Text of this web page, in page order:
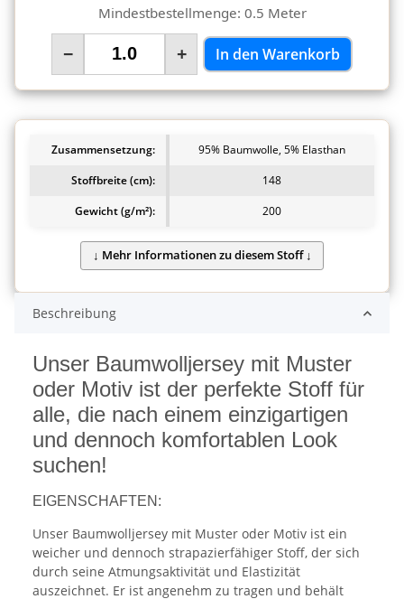
Mindestbestellmenge: 0.5 Meter
− + In den Warenkorb
Zusammensetzung:
95% Baumwolle, 5% Elasthan
Stoffbreite (cm):
148
Gewicht (g/m²):
200
Beschreibung
Unser Baumwolljersey mit Muster
oder Motiv ist der perfekte Stoff für
alle, die nach einem einzigartigen
und dennoch komfortablen Look
suchen!
EIGENSCHAFTEN:
Unser Baumwolljersey mit Muster oder Motiv ist ein
weicher und dennoch strapazierfähiger Stoff, der sich
durch seine Atmungsaktivität und Elastizität
auszeichnet. Er ist angenehm zu tragen und behält